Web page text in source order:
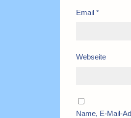
Email *
Webseite
Name, E-Mail-